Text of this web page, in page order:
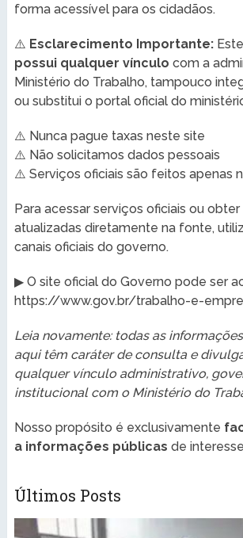
forma acessível para os cidadãos.
⚠️ Esclarecimento Importante:
possui qualquer vínculo com a
Ministério do Trabalho, tampouco
ou substitui o portal oficial do
⚠️ Nunca pague taxas neste site
⚠️ Não solicitamos dados pessoais
⚠️ Serviços oficiais são feitos apenas
Para acessar serviços oficiais ou
atualizadas diretamente na fonte,
canais oficiais do governo.
▶ O site oficial do Governo pode ser
https://www.gov.br/trabalho-e-
Leia novamente: todas as
aqui têm caráter de consulta e
qualquer vínculo administrativo,
institucional com o Ministério do
Nosso propósito é exclusivamente
a informações públicas de
Últimos Posts